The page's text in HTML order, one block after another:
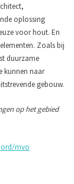
oplossing
voor hout. En
Zoals bij
duurzame
kunnen naar
gebouw.
op het gebied
mvo